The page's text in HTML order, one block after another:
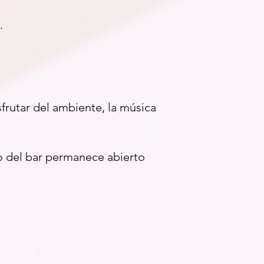
.
del ambiente, la música
del bar permanece abierto